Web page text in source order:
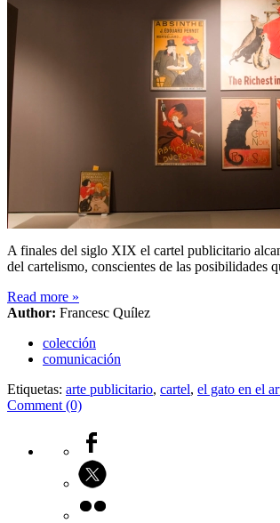
A finales del siglo XIX el cartel publicitario
del cartelismo, conscientes de las
Read more »
Author: Francesc Quílez
colección
comunicación
Etiquetas: arte publicitario, cartel, el gato en el
Comment (0)